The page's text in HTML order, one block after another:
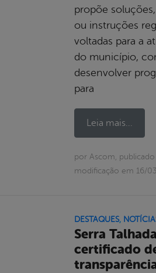
propõe
ou instruções
voltadas para a
do município,
desenvolver
para
Leia mais...
por Ascom,
modificação em 16/
DESTAQUES,
Serra
certificado